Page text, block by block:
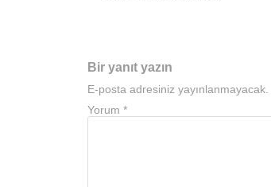
Bir yanıt yazın
E-posta adresiniz yayınlanmayacak.
Yorum *